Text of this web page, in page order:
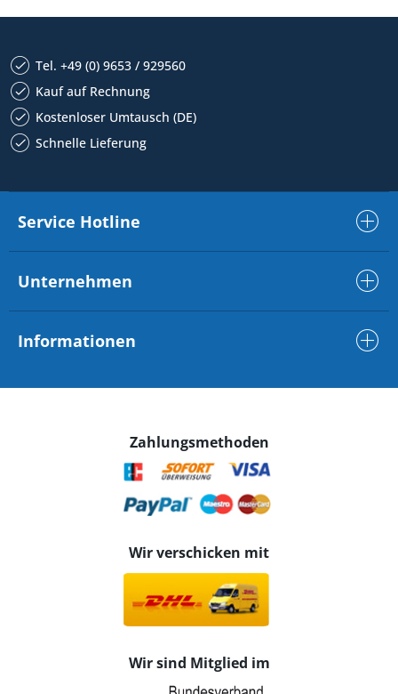
Tel. +49 (0) 9653 / 929560
Kauf auf Rechnung
Kostenloser Umtausch (DE)
Schnelle Lieferung
Service Hotline
Unternehmen
Informationen
Zahlungsmethoden
Wir verschicken mit
Wir sind Mitglied im